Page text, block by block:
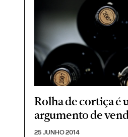
Rolha de cortiça é
argumento de
25 JUNHO 2014